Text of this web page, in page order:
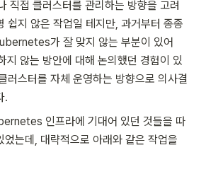
직접 클러스터를 관리하는 방향을 고려
쉽지 않은 작업일 테지만, 과거부터 종종
가 잘 맞지 않는 부분이 있어
않는 방안에 대해 논의했던 경험이 있
러스터를 자체 운영하는 방향으로 의사결
.
인프라에 기대어 있던 것들을 따
었는데, 대략적으로 아래와 같은 작업을